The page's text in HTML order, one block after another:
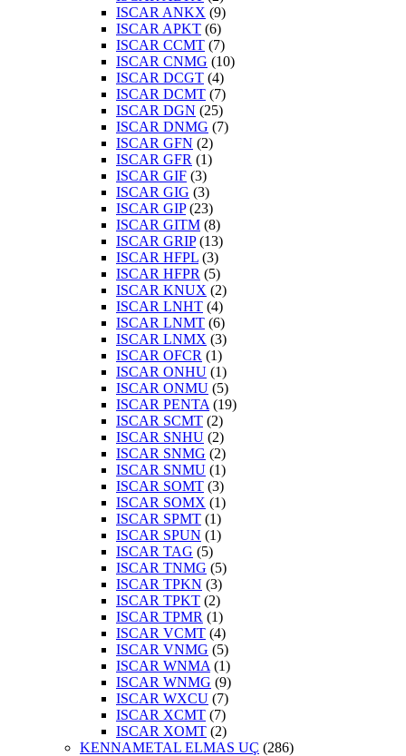
ISCAR ANKX (9)
ISCAR APKT (6)
ISCAR CCMT (7)
ISCAR CNMG (10)
ISCAR DCGT (4)
ISCAR DCMT (7)
ISCAR DGN (25)
ISCAR DNMG (7)
ISCAR GFN (2)
ISCAR GFR (1)
ISCAR GIF (3)
ISCAR GIG (3)
ISCAR GIP(23)
ISCAR GITM (8)
ISCAR GRIP(13)
ISCAR HFPL (3)
ISCAR HFPR (5)
ISCAR KNUX (2)
ISCAR LNHT (4)
ISCAR LNMT (6)
ISCAR LNMX (3)
ISCAR OFCR (1)
ISCAR ONHU (1)
ISCAR ONMU (5)
ISCAR PENTA (19)
ISCAR SCMT (2)
ISCAR SNHU (2)
ISCAR SNMG (2)
ISCAR SNMU (1)
ISCAR SOMT (3)
ISCAR SOMX (1)
ISCAR SPMT (1)
ISCAR SPUN (1)
ISCAR TAG (5)
ISCAR TNMG (5)
ISCAR TPKN (3)
ISCAR TPKT (2)
ISCAR TPMR (1)
ISCAR VCMT (4)
ISCAR VNMG (5)
ISCAR WNMA (1)
ISCAR WNMG (9)
ISCAR WXCU (7)
ISCAR XCMT (7)
ISCAR XOMT (2)
KENNAMETAL ELMAS UÇ (286)